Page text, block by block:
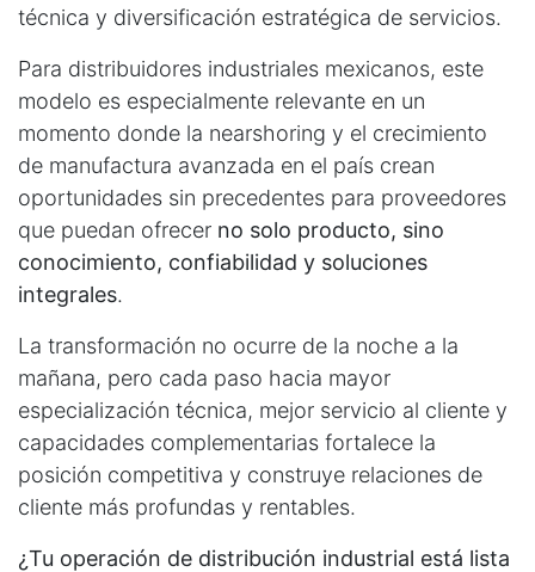
técnica y diversificación estratégica de servicios.
Para distribuidores industriales mexicanos, este
modelo es especialmente relevante en un
momento donde la nearshoring y el crecimiento
de manufactura avanzada en el país crean
oportunidades sin precedentes para proveedores
que puedan ofrecer no solo producto, sino
conocimiento, confiabilidad y soluciones
integrales.
La transformación no ocurre de la noche a la
mañana, pero cada paso hacia mayor
especialización técnica, mejor servicio al cliente y
capacidades complementarias fortalece la
posición competitiva y construye relaciones de
cliente más profundas y rentables.
¿Tu operación de distribución industrial está lista